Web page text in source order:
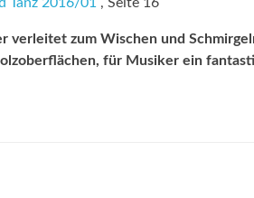
verleitet zum Wischen und
für Musiker ein